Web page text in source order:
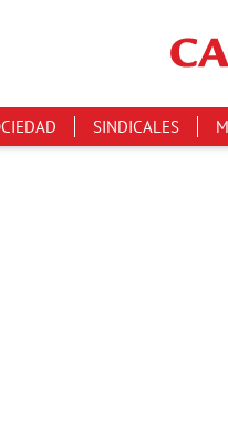
SINDICALES